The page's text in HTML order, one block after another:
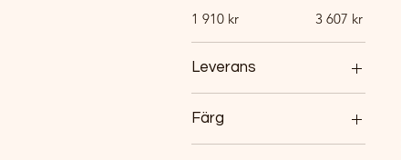
1 910 kr 3 607 kr
Leverans
Leverans 10 - 14 dagar
Färg
Ljus sten